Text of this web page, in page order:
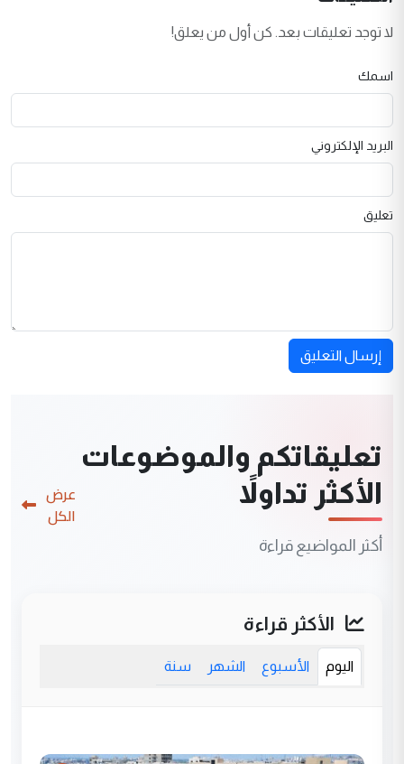
لا توجد تعليقات بعد. كن أول من يعلق!
اسمك
البريد الإلكتروني
تعليق
إرسال التعليق
تعليقاتكم والموضوعات
الأكثر تداولاً
أكثر المواضيع قراءة
عرض
الكل
الأكثر قراءة
اليوم الأسبوع الشهر سنة